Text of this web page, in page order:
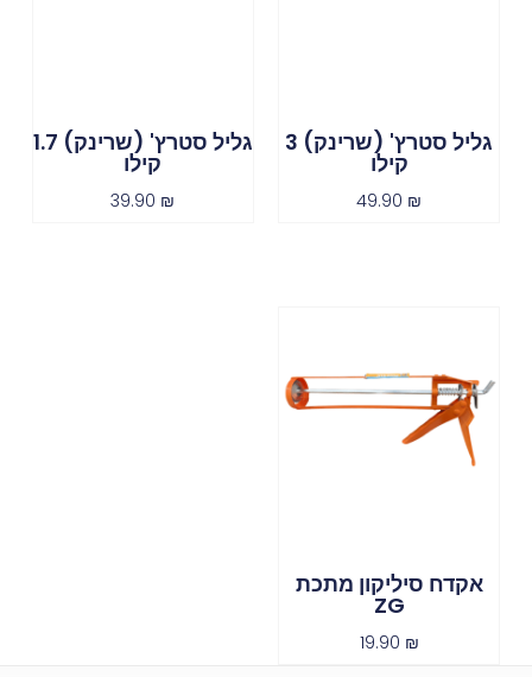
גליל סטרץ' (שרינק) 3
קילו
49.90 ₪
גליל סטרץ' (שרינק) 1.7
קילו
39.90 ₪
אקדח סיליקון מתכת
ZG
19.90 ₪